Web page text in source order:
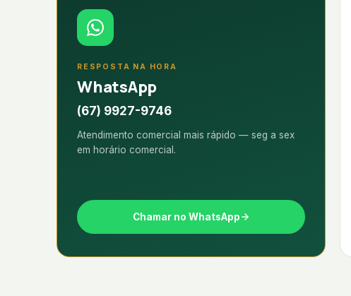
RESPOSTA NA HORA
WhatsApp
(67) 9927-9746
Atendimento comercial mais rápido — seg a sex
em horário comercial.
Chamar no WhatsApp